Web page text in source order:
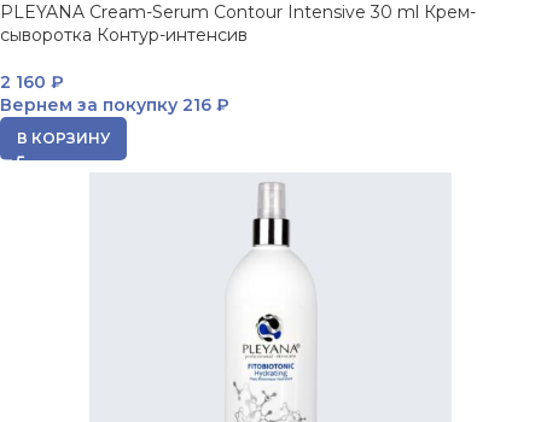
PLEYANA Cream-Serum Contour Intensive 30 ml Крем-
сыворотка Контур-интенсив
2 160 ₽
Вернем за покупку 216 ₽
В КОРЗИНУ